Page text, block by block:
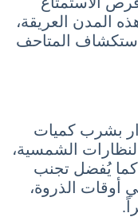
المدن العريقة،
المتاحف
بشرب كميات
الشمسية،
يُفضل تجنب
أوقات الذروة،